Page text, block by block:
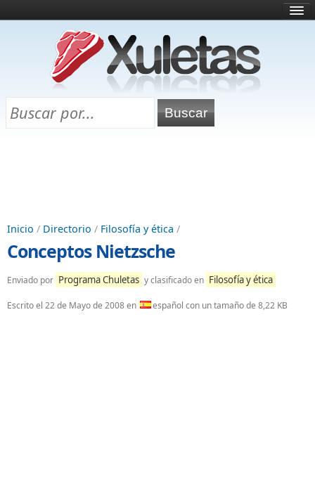
¿Qué es esto?
Directorio
Chuletas para exámenes
Inicio / Directorio / Filosofía y ética /
Conceptos Nietzsche
Enviado por Programa Chuletas y clasificado en Filosofía y ética
Escrito el 22 de Mayo de 2008en español con un tamaño de 8,22 KB